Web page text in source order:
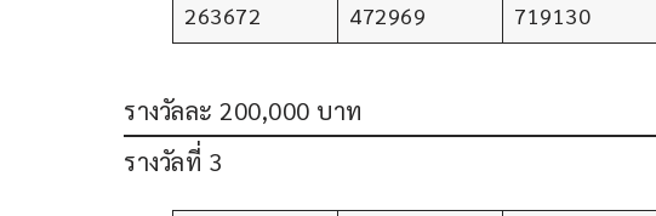
263672 472969 719130
รางวัลละ 200,000 บาท
รางวัลที่ 3